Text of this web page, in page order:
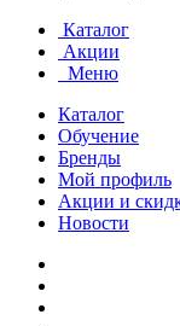
Каталог
Акции
Меню
Каталог
Обучение
Бренды
Мой профиль
Акции и
Новости